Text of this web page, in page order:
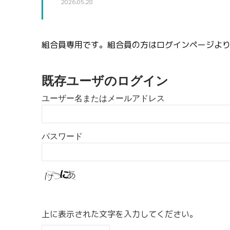
2026.05.28
組合員専用です。組合員の方はログインページよ
既存ユーザのログイン
ユーザー名またはメールアドレス
パスワード
上に表示された文字を入力してください。